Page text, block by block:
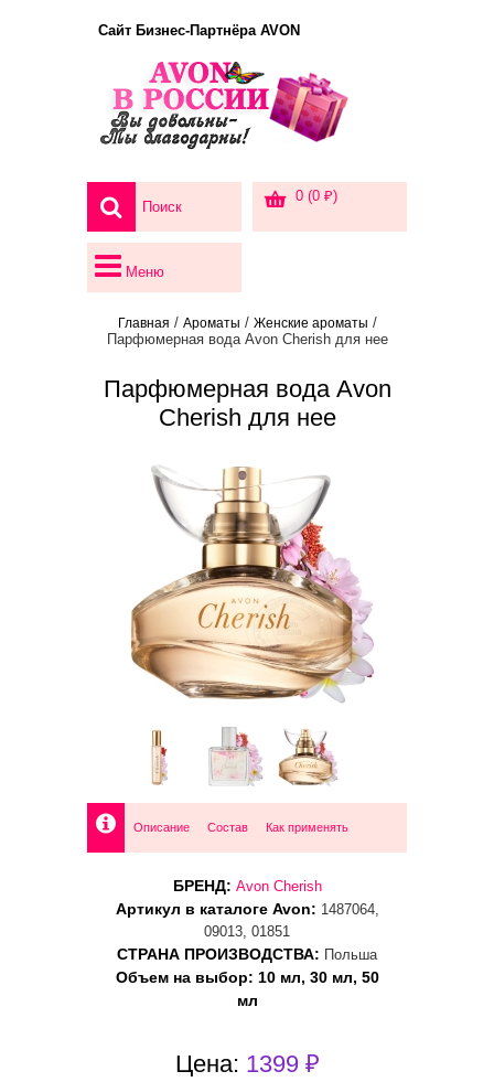
Сайт Бизнес-Партнёра AVON
0 (0 ₽)
Меню
Главная / Ароматы / Женские ароматы /
Парфюмерная вода Avon Cherish для нее
Парфюмерная вода Avon
Cherish для нее
Описание Состав Как применять
БРЕНД: Avon Cherish
Артикул в каталоге Avon: 1487064,
09013, 01851
СТРАНА ПРОИЗВОДСТВА: Польша
Объем на выбор: 10 мл, 30 мл, 50
мл
Цена: 1399 ₽